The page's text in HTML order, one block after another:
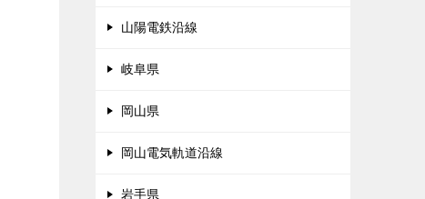
山陽電鉄沿線
岐阜県
岡山県
岡山電気軌道沿線
岩手県